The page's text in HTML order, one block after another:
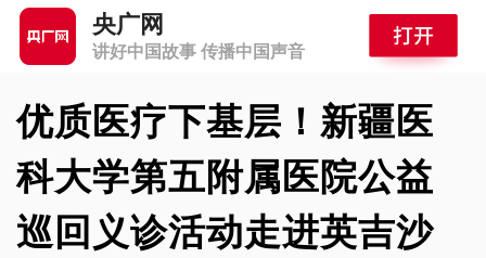
央广网
讲好中国故事 传播中国声音
优质医疗下基层！新疆医
科大学第五附属医院公益
巡回义诊活动走进英吉沙